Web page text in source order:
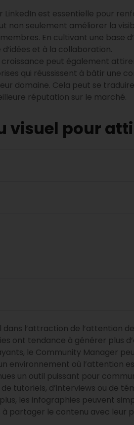
est essentielle pour
non seulement améliorer la
En cultivant une base
et à la collaboration.
croissance peut également
qui réussissent à bâtir une
domaine. Cela peut se
réputation sur le marché.
visuel pour
l’attraction de l’attention
ont tendance à générer plus
le Community Manager
environnement où l’attention
un outil puissant pour
tutoriels, d’interviews ou de
les infographies peuvent
à partager le contenu avec leur